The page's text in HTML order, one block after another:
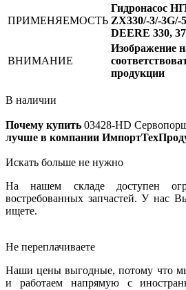
ПРИМЕНЯЕМОСТЬ
Гидронасос
ZX330/-3/-3G/-
DEERE 330,
ВНИМАНИЕ
Изображение
продукции
В наличии
Почему купить 03428-HD
лучше в компании
Искать больше не нужно
На нашем складе доступен
востребованных запчастей. У нас
ищете.
Не переплачиваете
Наши цены выгодные, потому что
и работаем напрямую с